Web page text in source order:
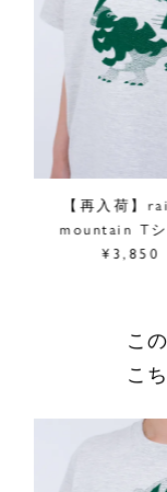
保護スクラムプロ
と生息数を増やす
■"raicho"シリーズ
サイズ／FREE
幅30.5cm、高さ
素材／綿100%
原産国／日本
商品番号
商品についてのお問
ショッピングガイ
【再入荷】
mountain T
¥3,850
こ
こ